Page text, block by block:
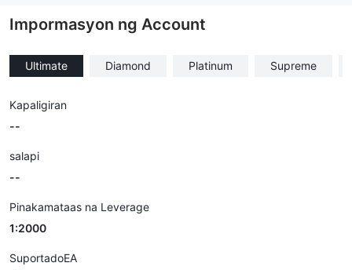
Impormasyon ng Account
Ultimate Diamond Platinum Supreme
Kapaligiran
--
salapi
--
Pinakamataas na Leverage
1:2000
SuportadoEA